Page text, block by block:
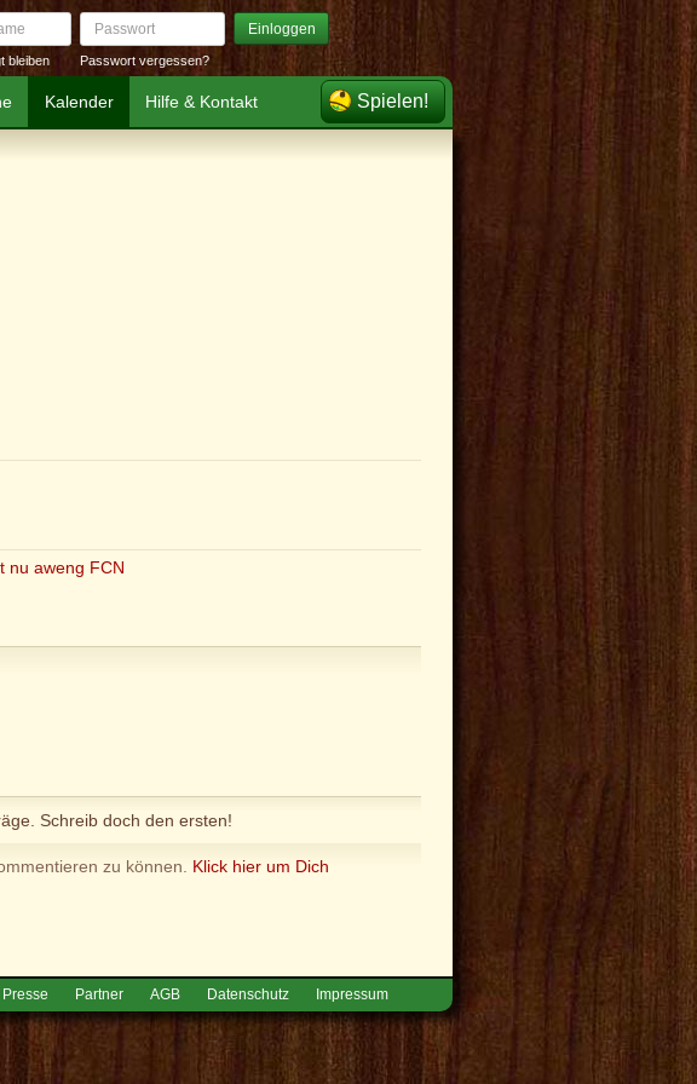
bleiben
Passwort Einloggen
Passwort vergessen?
Kalender Hilfe & Kontakt Spielen!
nu aweng FCN
Schreib doch den ersten!
zu können. Klick hier um Dich
Presse Partner AGB Datenschutz Impressum